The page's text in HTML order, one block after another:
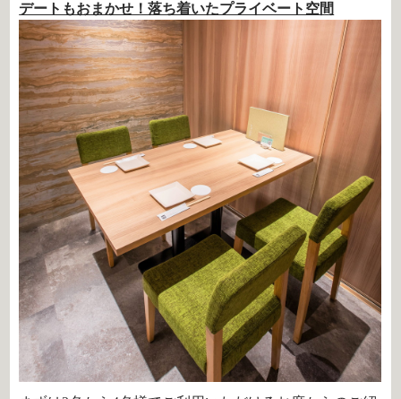
デートもおまかせ！落ち着いたプライベート空間